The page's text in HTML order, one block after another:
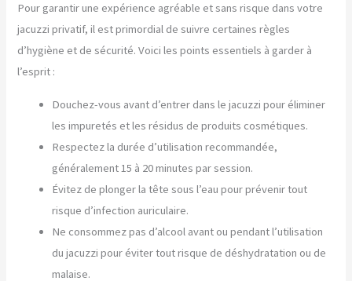
Pour garantir une expérience agréable et sans risque dans votre
jacuzzi privatif, il est primordial de suivre certaines règles
d’hygiène et de sécurité. Voici les points essentiels à garder à
l’esprit :
Douchez-vous avant d’entrer dans le jacuzzi pour éliminer
les impuretés et les résidus de produits cosmétiques.
Respectez la durée d’utilisation recommandée,
généralement 15 à 20 minutes par session.
Évitez de plonger la tête sous l’eau pour prévenir tout
risque d’infection auriculaire.
Ne consommez pas d’alcool avant ou pendant l’utilisation
du jacuzzi pour éviter tout risque de déshydratation ou de
malaise.